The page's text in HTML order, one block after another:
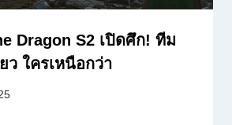
Dragon S2 เปิดศึก! ทีม
ว ใครเหนือกว่า